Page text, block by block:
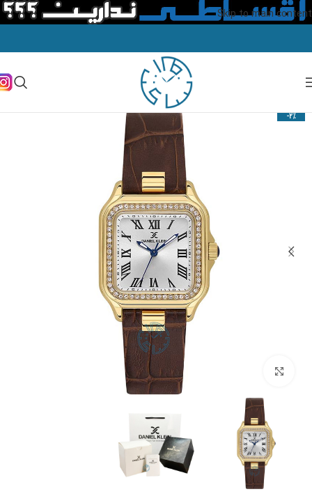
Skip to main content
-2%